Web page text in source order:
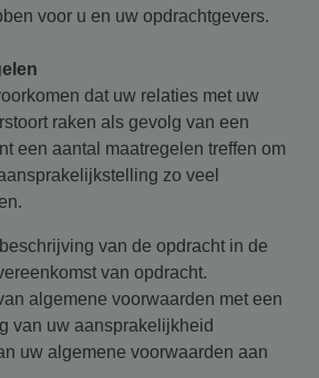
voor u en uw opdrachtgevers.
dat uw relaties met uw
raken als gevolg van een
een aantal maatregelen treffen om
zo veel
van de opdracht in de
van opdracht.
algemene voorwaarden met een
van uw aansprakelijkheid
uw algemene voorwaarden aan